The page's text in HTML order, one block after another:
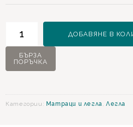
Petra
механизъм
ДОБАВЯНЕ В
БЪРЗА
ПОРЪЧКА
Категории: Матраци и легла ,Легла